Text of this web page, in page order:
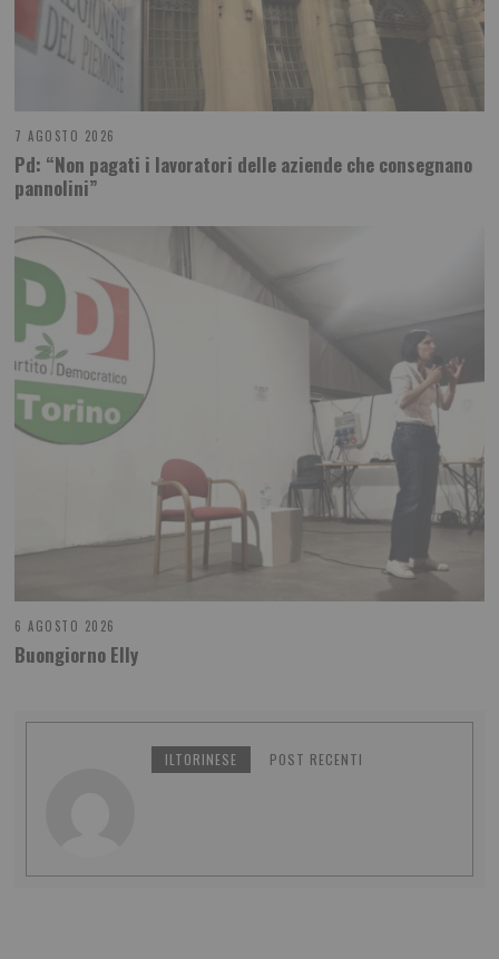
7 AGOSTO 2026
Pd: “Non pagati i lavoratori delle aziende che consegnano
pannolini”
6 AGOSTO 2026
Buongiorno Elly
ILTORINESE POST RECENTI